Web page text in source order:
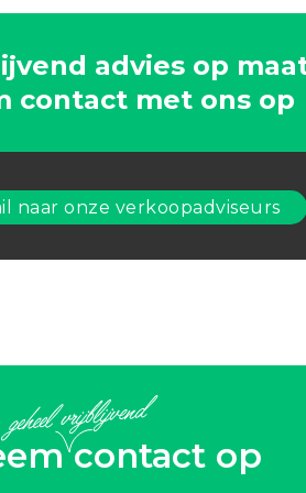
advies op
contact met ons op
naar onze verkoopadviseurs
contact op